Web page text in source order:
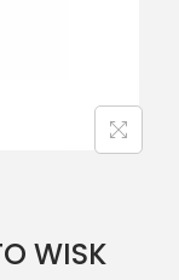
WISK